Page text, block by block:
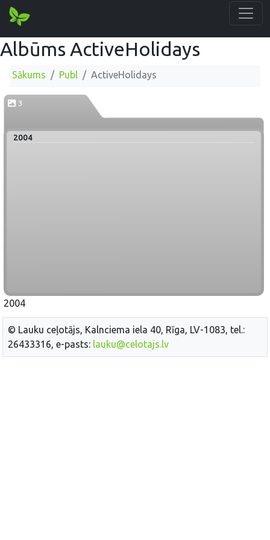
Albūms ActiveHolidays
Sākums Publ ActiveHolidays
3
2004
2004
© Lauku ceļotājs, Kalnciema iela 40, Rīga, LV-1083, tel.:
26433316, e-pasts: lauku@celotajs.lv